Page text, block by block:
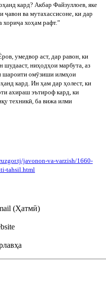
кард? Акбар Файзуллоев, яке
ҷавон ва мутахассисоне, ки дар
хориҷа хоҳам рафт.”
умедвор аст, дар равон, ки
шудааст, ниҳодҳои марбута, аз
шароити омӯзиши илмҳои
кард. Ин ҳам дар ҳолест, ки
ахираш эътироф кард, ки
техникӣ , ба вижа илми
javonon-va-varzish/1660-
tahsil.html
(Ҳатмӣ)